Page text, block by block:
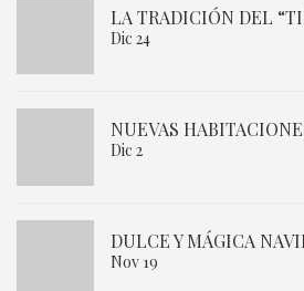
LA TRADICIÓN DEL
Dic 24
NUEVAS
Dic 2
DULCE Y MÁGICA
Nov 19